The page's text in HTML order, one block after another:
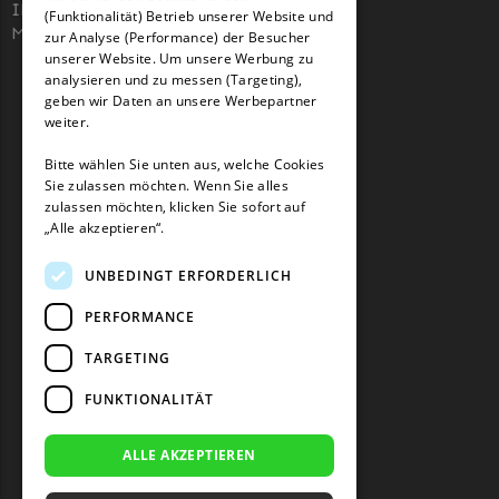
McCulloch
McCulloch Messer
Begrenzungsdraht
Medion
Begrenzungsdraht
Mountfield
Mountfield Messer
Begrenzungsdraht
Mowox
Mowox Messer
Begrenzungsdraht
MTD
MTD Messer
IHK 67529623
MWST: NL857053759B01
GERMAN
(Funktionalität) Betrieb unserer Website und
zur Analyse (Performance) der Besucher
unserer Website. Um unsere Werbung zu
analysieren und zu messen (Targeting),
geben wir Daten an unsere Werbepartner
weiter.
Bitte wählen Sie unten aus, welche Cookies
Sie zulassen möchten. Wenn Sie alles
zulassen möchten, klicken Sie sofort auf
„Alle akzeptieren“.
UNBEDINGT ERFORDERLICH
PERFORMANCE
TARGETING
FUNKTIONALITÄT
ALLE AKZEPTIEREN